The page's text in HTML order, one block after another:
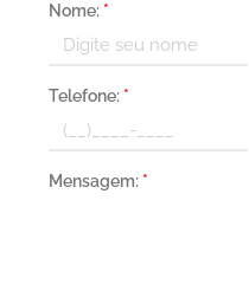
Nome: *
Telefone: *
Mensagem: *